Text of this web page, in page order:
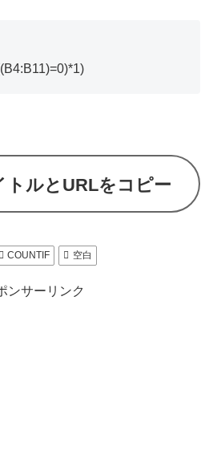
トルとURLをコピー
COUNTIF 空白
ンサーリンク